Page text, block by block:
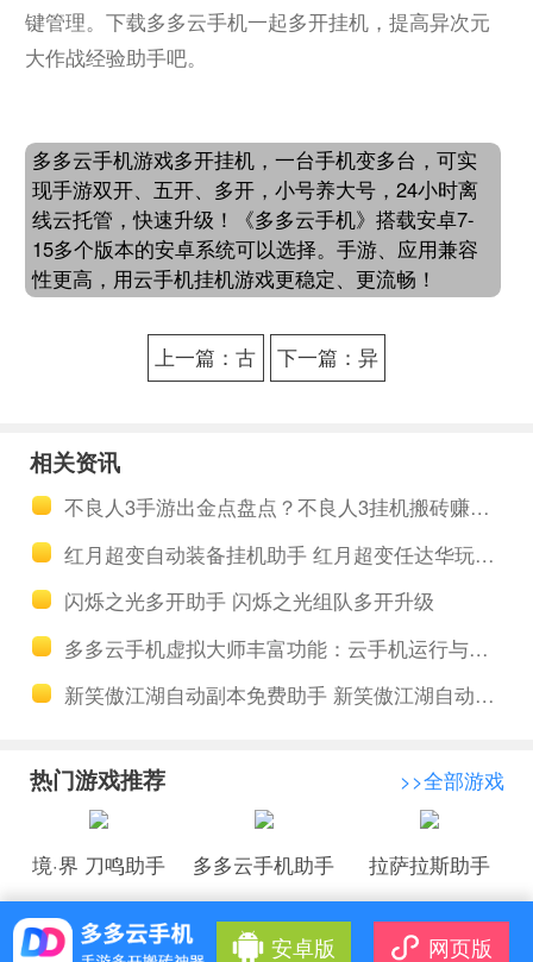
键管理。下载多多云手机一起多开挂机，提高异次元
大作战经验助手吧。
多多云手机游戏多开挂机，一台手机变多台，可实
现手游双开、五开、多开，小号养大号，24小时离
线云托管，快速升级！《多多云手机》搭载安卓7-
15多个版本的安卓系统可以选择。手游、应用兼容
性更高，用云手机挂机游戏更稳定、更流畅！
上一篇：古
下一篇：异
相关资讯
不良人3手游出金点盘点？不良人3挂机搬砖赚钱方法
红月超变自动装备挂机助手 红月超变任达华玩法介绍
闪烁之光多开助手 闪烁之光组队多开升级
多多云手机虚拟大师丰富功能：云手机运行与群控管理教程
新笑傲江湖自动副本免费助手 新笑傲江湖自动多开助手
热门游戏推荐 >>全部游戏
境·界 刀鸣助手 多多云手机助手 拉萨拉斯助手
安卓版 网页版